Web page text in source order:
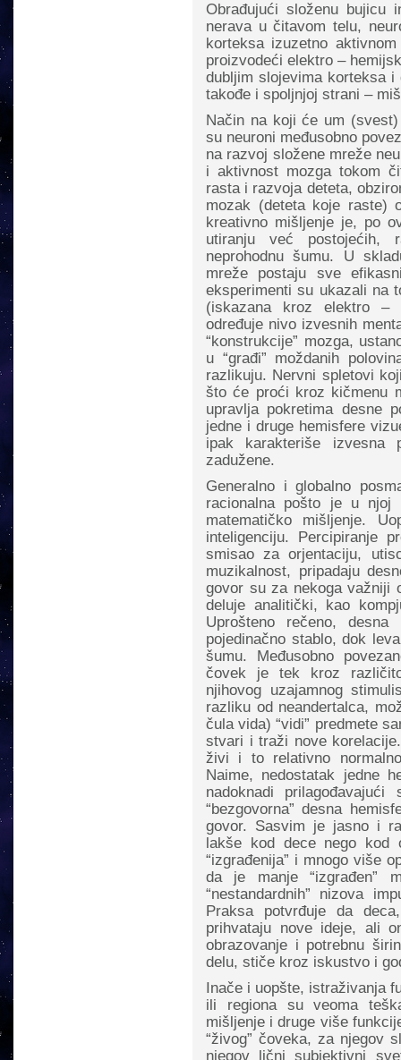
Obrađujući složenu bujicu
nerava u čitavom telu,
korteksa izuzetno
proizvodeći elektro –
dubljim slojevima korteksa i
takođe i spoljnjoj strani –
Način na koji će um
su neuroni međusobno
na razvoj složene mreže
i aktivnost mozga tokom
rasta i razvoja deteta,
mozak (deteta koje raste)
kreativno mišljenje je, po
utiranju već postojećih,
neprohodnu šumu. U
mreže postaju sve
eksperimenti su ukazali na
(iskazana kroz elektro –
određuje nivo izvesnih
“konstrukcije” mozga,
u “građi” moždanih
razlikuju. Nervni spletovi
što će proći kroz kičmenu
upravlja pokretima desne
jedne i druge hemisfere
ipak karakteriše
zadužene.
Generalno i globalno
racionalna pošto je u njoj
matematičko mišljenje.
inteligenciju. Percipiranje
smisao za orjentaciju,
muzikalnost, pripadaju
govor su za nekoga važniji
deluje analitički, kao
Uprošteno rečeno,
pojedinačno stablo, dok
šumu. Međusobno
čovek je tek kroz
njihovog uzajamnog
razliku od neandertalca,
čula vida) “vidi” predmete
stvari i traži nove
živi i to relativno
Naime, nedostatak jedne
nadoknadi
“bezgovorna” desna
govor. Sasvim je jasno i
lakše kod dece nego kod
“izgrađenija” i mnogo više
da je manje “izgrađen”
“nestandardnih” nizova
Praksa potvrđuje da
prihvataju nove ideje, ali
obrazovanje i potrebnu
delu, stiče kroz iskustvo i
Inače i uopšte, istraživanja
ili regiona su veoma
mišljenje i druge više
“živog” čoveka, za njegov
njegov lični subjektivni